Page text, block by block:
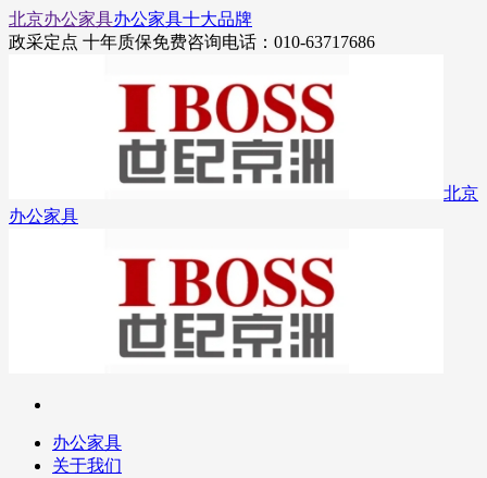
北京办公家具办公家具十大品牌
政采定点 十年质保免费咨询电话：010-63717686
北京
办公家具
办公家具
关于我们